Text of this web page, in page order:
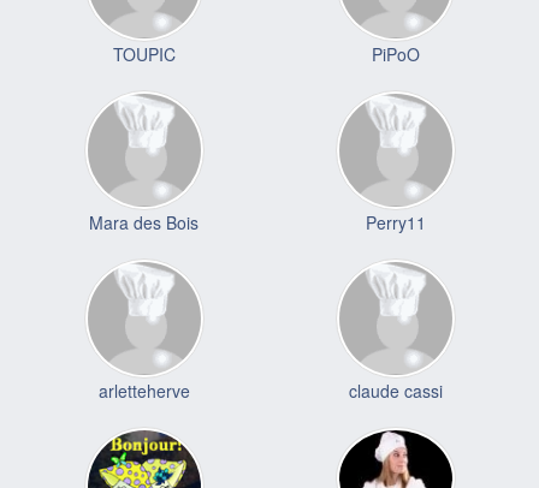
TOUPIC PiPoO
Mara des Bois Perry11
arletteherve claude cassi